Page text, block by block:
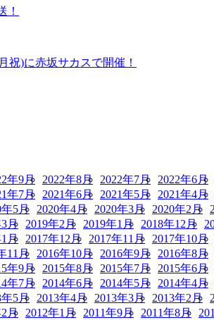
！
祝)に赤坂サカスで開催！
年9月 2022年8月 2022年7月 2022年6月
年7月 2021年6月 2021年5月 2021年4月
年5月 2020年4月 2020年3月 2020年2月
月 2019年2月 2019年1月 2018年12月
月 2017年12月 2017年11月 2017年10月
11月 2016年10月 2016年9月 2016年8月
年9月 2015年8月 2015年7月 2015年6月
年7月 2014年6月 2014年5月 2014年4月
年5月 2013年4月 2013年3月 2013年2月
月 2012年1月 2011年9月 2011年8月